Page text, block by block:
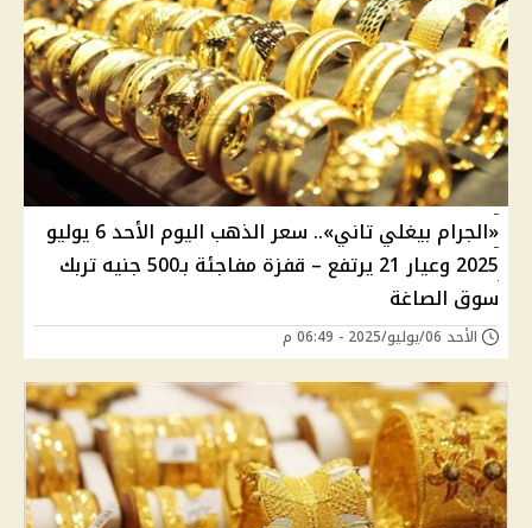
«الجرام بيغلي تاني».. سعر الذهب اليوم الأحد 6 يوليو
2025 وعيار 21 يرتفع – قفزة مفاجئة بـ500 جنيه تربك
سوق الصاغة
الأحد 06/يوليو/2025 - 06:49 م